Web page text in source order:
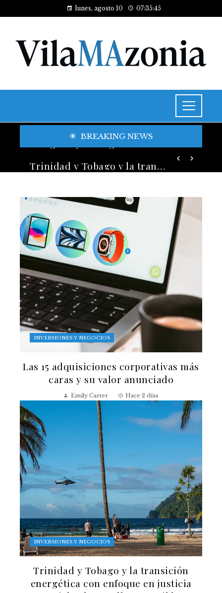
lunes, agosto 10 07:35:47
BREAKING NEWS
INVERSIONES Y NEGOCIOS
Las 15 adquisiciones corporativas más
caras y su valor anunciado
Emily Carter Hace 2 días
INVERSIONES Y NEGOCIOS
Trinidad y Tobago y la transición
energética con enfoque en justicia